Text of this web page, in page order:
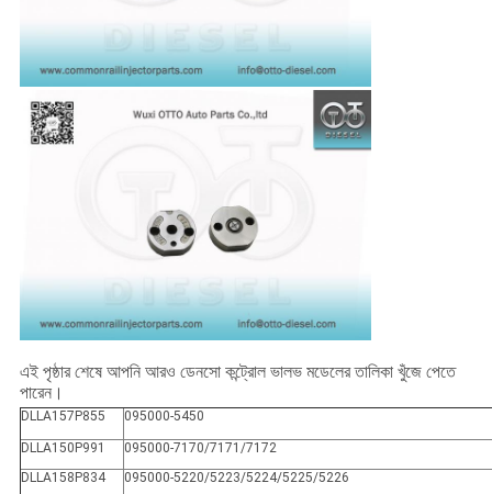
এই পৃষ্ঠার শেষে আপনি আরও ডেনসো কন্ট্রোল ভালভ মডেলের তালিকা খুঁজে পেতে
পারেন।
DLLA157P855 095000-5450
DLLA150P991
095000-7170/7171/7172
DLLA158P834
095000-5220/5223/5224/5225/5226